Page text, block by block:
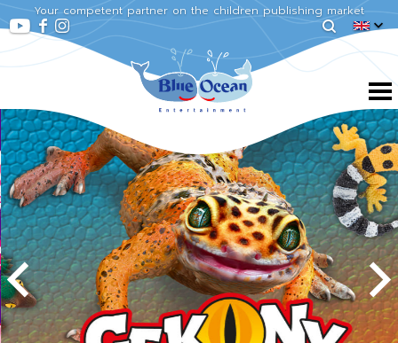
Your competent partner on the children publishing market